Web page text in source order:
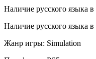
Наличие русского языка
Наличие русского языка
Жанр игры: Simulation